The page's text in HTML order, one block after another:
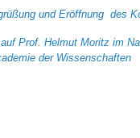
und Eröffnung des
Prof. Helmut Moritz im
der Wissenschaften